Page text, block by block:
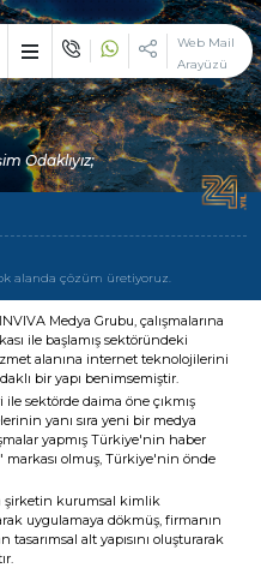
Web Mail
Arayüzü
Odaklıyız;çizgi dışı bir duruş
biz varız!
alanda çözüm üretiyoruz.
Medya Grubu, çalışmalarına
ile başlamış sektöründeki
alanına internet teknolojilerini
bir yapı benimsemiştir.
sektörde daima öne çıkmış
yanı sıra yeni bir medya
yapmış Türkiye'nin haber
markası olmuş, Türkiye'nin önde
şirketin kurumsal kimlik
uygulamaya dökmüş, firmanın
alt yapısını oluşturarak